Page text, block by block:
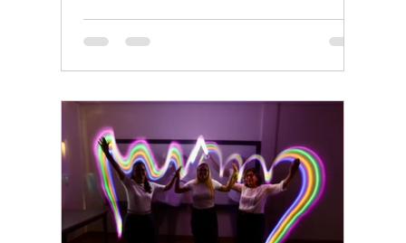
químicas. Da fusão nuclear do amor com
o cuidado e a proteção. Da eletricidade
cheiro e voz de tudo o que é familiar e
conhecido. Como as estrelas, as mães
iluminam sem demanda